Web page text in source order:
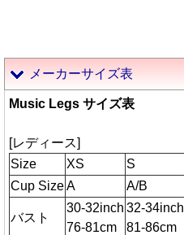
メーカーサイズ表
Music Legs サイズ表
[レディース]
Size
XS S
Cup SizeA A/B
バスト
30-32inch
76-81cm
32-34inch
81-86cm